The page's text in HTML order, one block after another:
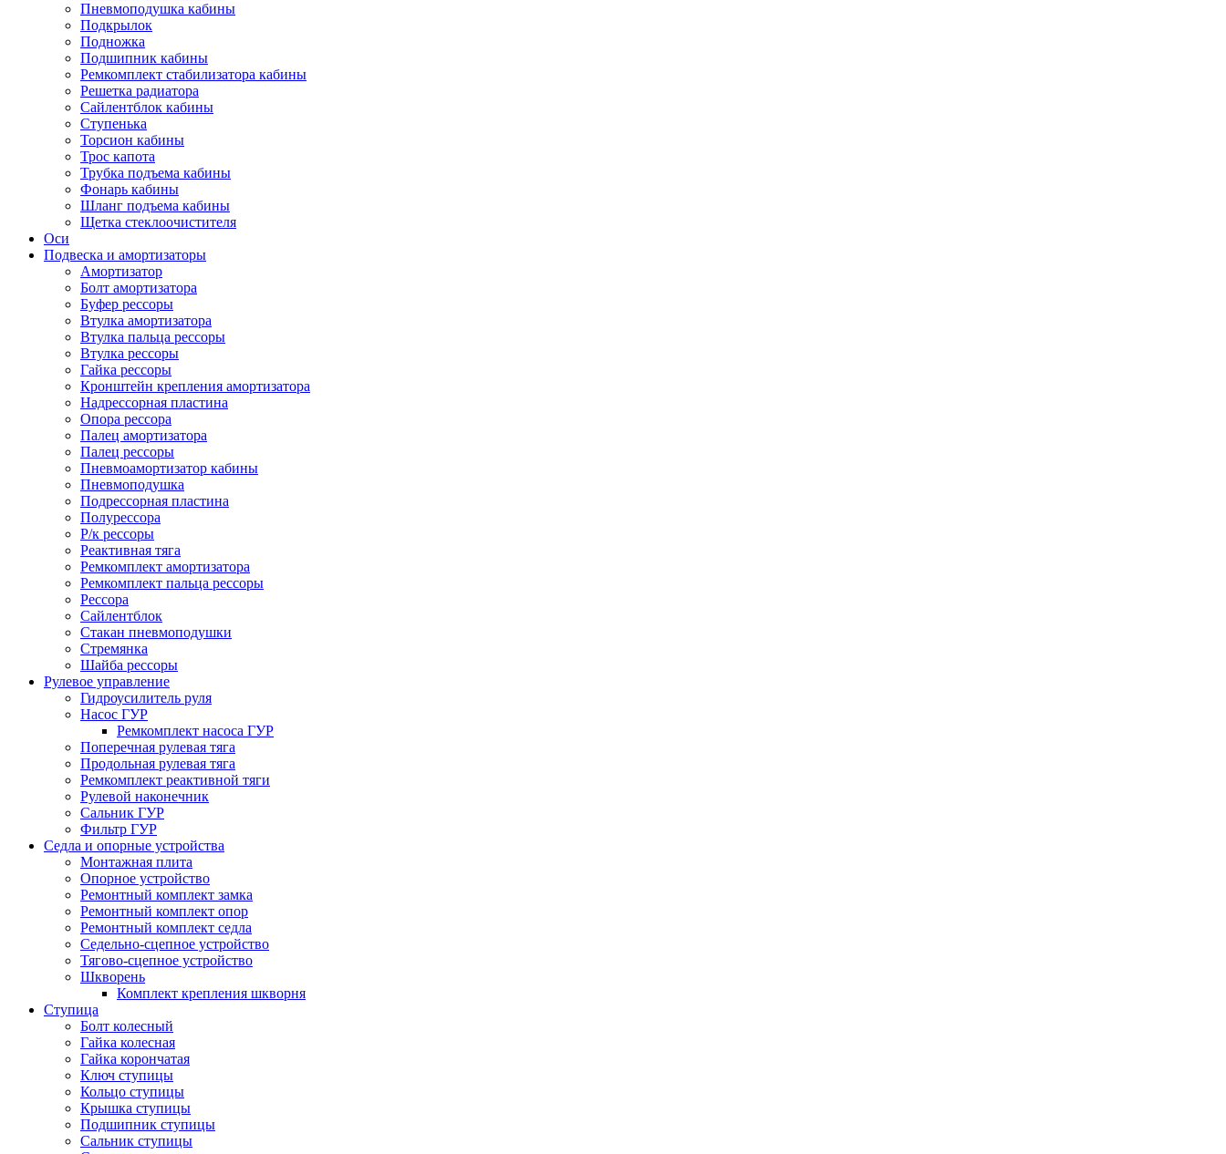
Пневмоподушка кабины
Подкрылок
Подножка
Подшипник кабины
Ремкомплект стабилизатора кабины
Решетка радиатора
Сайлентблок кабины
Ступенька
Торсион кабины
Трос капота
Трубка подъема кабины
Фонарь кабины
Шланг подъема кабины
Щетка стеклоочистителя
Оси
Подвеска и амортизаторы
Амортизатор
Болт амортизатора
Буфер рессоры
Втулка амортизатора
Втулка пальца рессоры
Втулка рессоры
Гайка рессоры
Кронштейн крепления амортизатора
Надрессорная пластина
Опора рессора
Палец амортизатора
Палец рессоры
Пневмоамортизатор кабины
Пневмоподушка
Подрессорная пластина
Полурессора
Р/к рессоры
Реактивная тяга
Ремкомплект амортизатора
Ремкомплект пальца рессоры
Рессора
Сайлентблок
Стакан пневмоподушки
Стремянка
Шайба рессоры
Рулевое управление
Гидроусилитель руля
Насос ГУР
Ремкомплект насоса ГУР
Поперечная рулевая тяга
Продольная рулевая тяга
Ремкомплект реактивной тяги
Рулевой наконечник
Сальник ГУР
Фильтр ГУР
Седла и опорные устройства
Монтажная плита
Опорное устройство
Ремонтный комплект замка
Ремонтный комплект опор
Ремонтный комплект седла
Седельно-сцепное устройство
Тягово-сцепное устройство
Шкворень
Комплект крепления шкворня
Ступица
Болт колесный
Гайка колесная
Гайка корончатая
Ключ ступицы
Кольцо ступицы
Крышка ступицы
Подшипник ступицы
Сальник ступицы